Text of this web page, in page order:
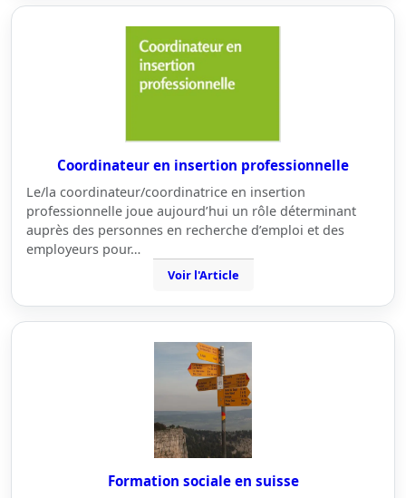
Coordinateur en insertion professionnelle
Le/la coordinateur/coordinatrice en insertion
professionnelle joue aujourd’hui un rôle déterminant
auprès des personnes en recherche d’emploi et des
employeurs pour…
Voir l'Article
Formation sociale en suisse